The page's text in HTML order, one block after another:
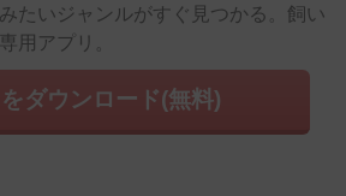
たいジャンルがすぐ見つかる。飼い
用アプリ。
ダウンロード(無料)